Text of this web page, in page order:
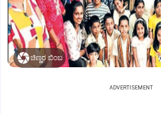
ಚಿಣ್ಣರ ಬಿಂಬ
ADVERTISEMENT